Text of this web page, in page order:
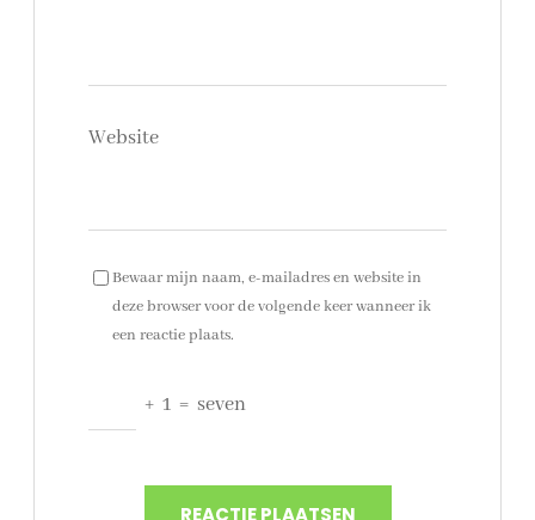
Website
Bewaar mijn naam, e-mailadres en website in
deze browser voor de volgende keer wanneer ik
een reactie plaats.
+ 1 = seven